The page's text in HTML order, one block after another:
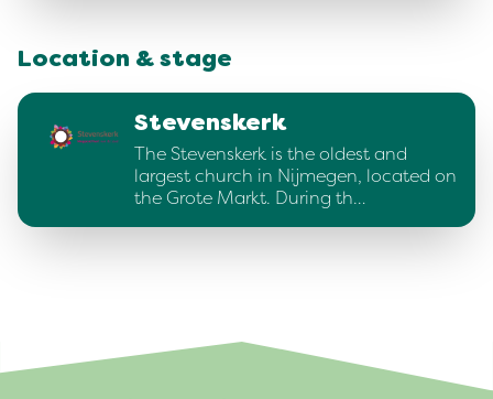
Location & stage
Stevenskerk
The Stevenskerk is the oldest and
largest church in Nijmegen, located on
the Grote Markt. During th…